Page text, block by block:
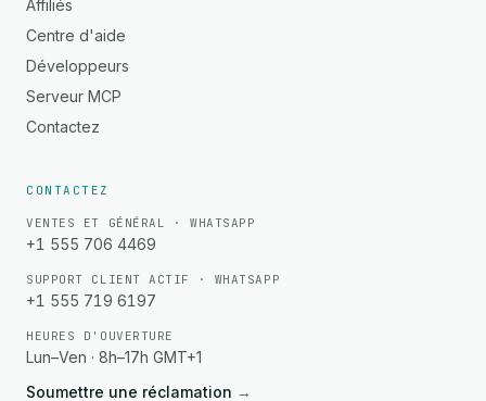
Affiliés
Centre d'aide
Développeurs
Serveur MCP
Contactez
CONTACTEZ
VENTES ET GÉNÉRAL · WHATSAPP
+1 555 706 4469
SUPPORT CLIENT ACTIF · WHATSAPP
+1 555 719 6197
HEURES D'OUVERTURE
Lun–Ven · 8h–17h GMT+1
Soumettre une réclamation →